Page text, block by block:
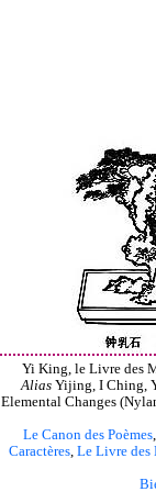
Yi King, le Livre des
Alias Yijing, I Ching,
Elemental Changes
Le Canon des Poèmes,
Caractères, Le Livre des